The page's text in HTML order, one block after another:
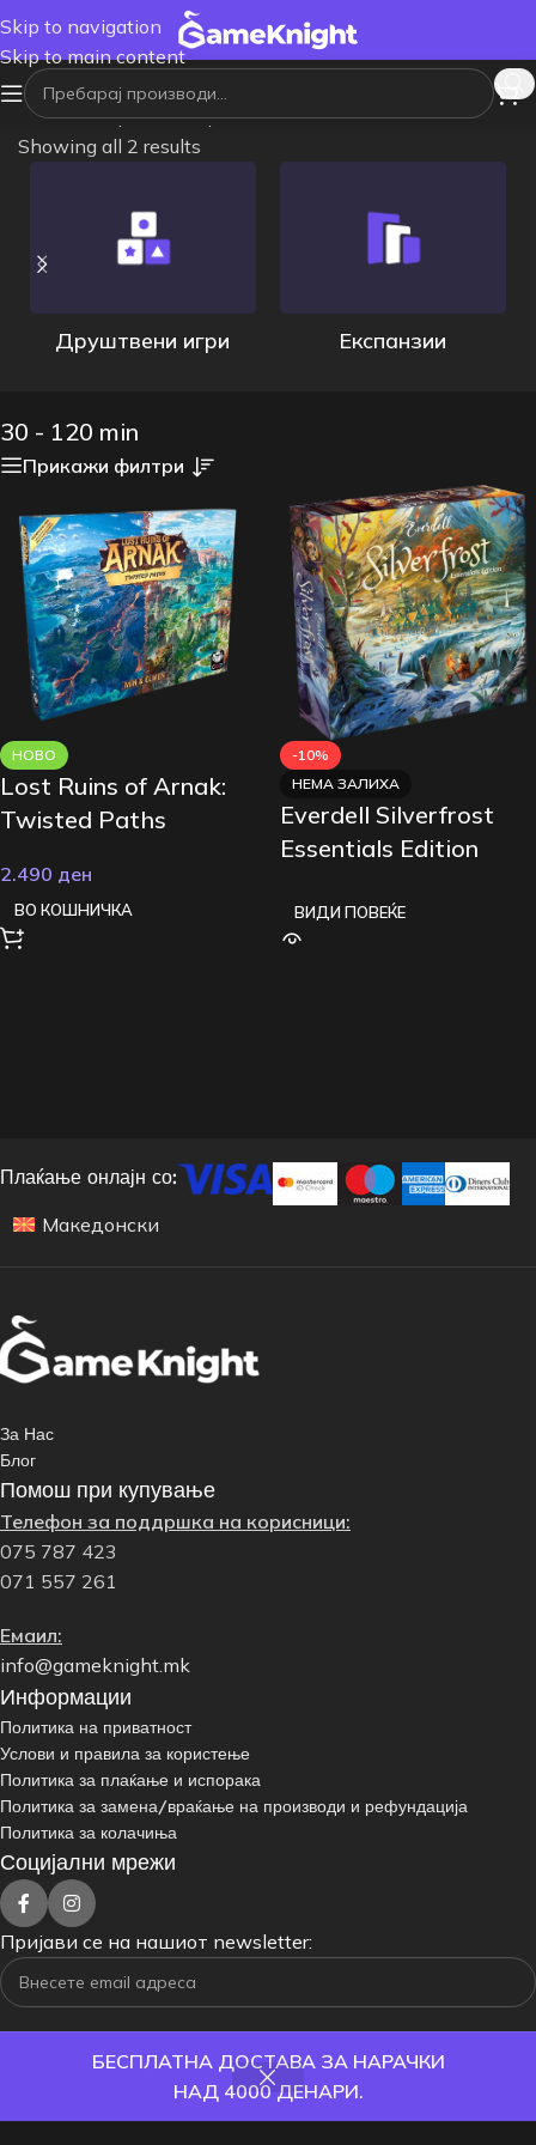
БЕСПЛАТНА ДОСТАВА ЗА НАРАЧКИ
НАД 4000 ДЕНАРИ.
Skip to navigation
Skip to main content
Почетна/Време на траење/30 - 120 min
Showing all 2 results
Друштвени игри Експанзии
30 - 120 min
Прикажи филтри
НОВО
Lost Ruins of Arnak:
Twisted Paths
2.490 ден
ВО КОШНИЧКА
-10%
НЕМА ЗАЛИХА
Everdell Silverfrost
Essentials Edition
ВИДИ ПОВЕЌЕ
Плаќање онлајн со:
Македонски
За Нас
Блог
Помош при купување
Телефон за поддршка на корисници:
075 787 423
071 557 261
Емаил:
info@gameknight.mk
Информации
Политика на приватност
Услови и правила за користење
Политика за плаќање и испорака
Политика за замена/враќање на производи и рефундација
Политика за колачиња
Социјални мрежи
Пријави се на нашиот newsletter:
Корисник